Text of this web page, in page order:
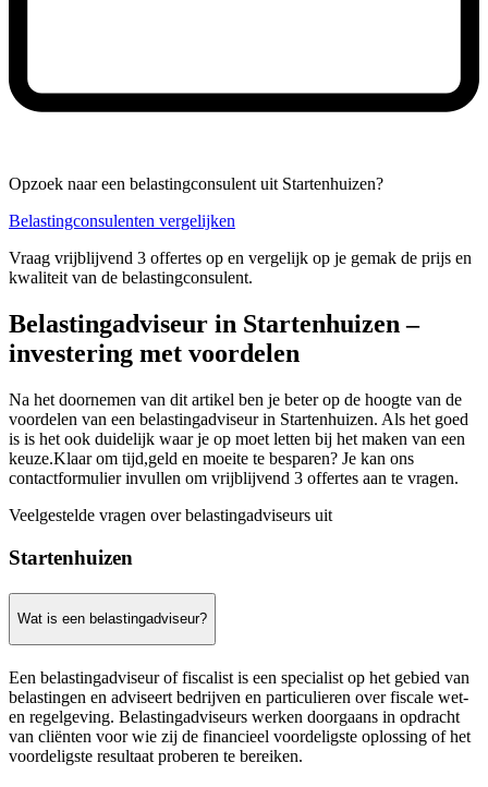
Opzoek naar een belastingconsulent uit Startenhuizen?
Belastingconsulenten vergelijken
Vraag vrijblijvend 3 offertes op en vergelijk op je gemak de prijs en
kwaliteit van de belastingconsulent.
Belastingadviseur in Startenhuizen –
investering met voordelen
Na het doornemen van dit artikel ben je beter op de hoogte van de
voordelen van een belastingadviseur in Startenhuizen. Als het goed
is is het ook duidelijk waar je op moet letten bij het maken van een
keuze.Klaar om tijd,geld en moeite te besparen? Je kan ons
contactformulier invullen om vrijblijvend 3 offertes aan te vragen.
Veelgestelde vragen over belastingadviseurs uit
Startenhuizen
Wat is een belastingadviseur?
Een belastingadviseur of fiscalist is een specialist op het gebied van
belastingen en adviseert bedrijven en particulieren over fiscale wet-
en regelgeving. Belastingadviseurs werken doorgaans in opdracht
van cliënten voor wie zij de financieel voordeligste oplossing of het
voordeligste resultaat proberen te bereiken.